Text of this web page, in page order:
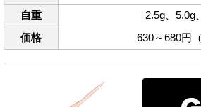
自重
2.5g、​5.0g
価格
630～680円